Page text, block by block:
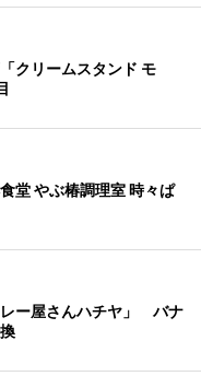
クリームスタンド モ
堂 やぶ椿調理室 時々ぱ
ー屋さんハチヤ」 バナ